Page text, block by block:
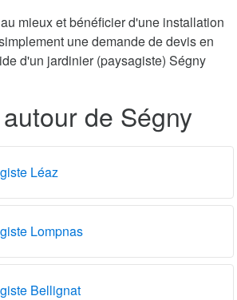
mieux et bénéficier d'une installation
une demande de devis en
d'un jardinier (paysagiste) Ségny
de Ségny
Léaz
Lompnas
Bellignat